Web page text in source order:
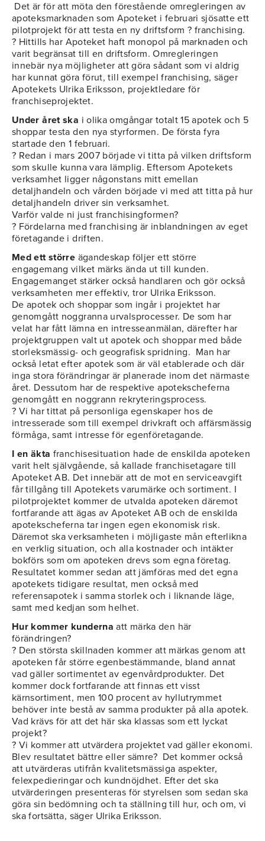
Det är för att möta den förestående omregleringen av
apoteksmarknaden som Apoteket i februari sjösatte ett
pilotprojekt för att testa en ny driftsform ? franchising.
? Hittills har Apoteket haft monopol på marknaden och
varit begränsat till en driftsform. Omregleringen
innebär nya möjligheter att göra sådant som vi aldrig
har kunnat göra förut, till exempel franchising, säger
Apotekets Ulrika Eriksson, projektledare för
franchiseprojektet.
Under året ska i olika omgångar totalt 15 apotek och 5
shoppar testa den nya styrformen. De första fyra
startade den 1 februari.
? Redan i mars 2007 började vi titta på vilken driftsform
som skulle kunna vara lämplig. Eftersom Apotekets
verksamhet ligger någonstans mitt emellan
detaljhandeln och vården började vi med att titta på hur
detaljhandeln driver sin verksamhet.
Varför valde ni just franchisingformen?
? Fördelarna med franchising är inblandningen av eget
företagande i driften.
Med ett större ägandeskap följer ett större
engagemang vilket märks ända ut till kunden.
Engagemanget stärker också handlaren och gör också
verksamheten mer effektiv, tror Ulrika Eriksson.
De apotek och shoppar som ingår i projektet har
genomgått noggranna urvalsprocesser. De som har
velat har fått lämna en intresseanmälan, därefter har
projektgruppen valt ut apotek och shoppar med både
storleksmässig- och geografisk spridning. Man har
också letat efter apotek som är väl etablerade och där
inga stora förändringar är planerade inom det närmaste
året. Dessutom har de respektive apotekscheferna
genomgått en noggrann rekryteringsprocess.
? Vi har tittat på personliga egenskaper hos de
intresserade som till exempel drivkraft och affärsmässig
förmåga, samt intresse för egenföretagande.
I en äkta franchisesituation hade de enskilda apoteken
varit helt självgående, så kallade franchisetagare till
Apoteket AB. Det innebär att de mot en serviceavgift
får tillgång till Apotekets varumärke och sortiment. I
pilotprojektet kommer de utvalda apoteken däremot
fortfarande att ägas av Apoteket AB och de enskilda
apotekscheferna tar ingen egen ekonomisk risk.
Däremot ska verksamheten i möjligaste mån efterlikna
en verklig situation, och alla kostnader och intäkter
bokförs som om apoteken drevs som egna företag.
Resultatet kommer sedan att jämföras med det egna
apotekets tidigare resultat, men också med
referensapotek i samma storlek och i liknande läge,
samt med kedjan som helhet.
Hur kommer kunderna att märka den här
förändringen?
? Den största skillnaden kommer att märkas genom att
apoteken får större egenbestämmande, bland annat
vad gäller sortimentet av egenvårdprodukter. Det
kommer dock fortfarande att finnas ett visst
kärnsortiment, men 100 procent av hyllutrymmet
behöver inte bestå av samma produkter på alla apotek.
Vad krävs för att det här ska klassas som ett lyckat
projekt?
? Vi kommer att utvärdera projektet vad gäller ekonomi.
Blev resultatet bättre eller sämre? Det kommer också
att utvärderas utifrån kvalitetsmässiga aspekter,
felexpedieringar och kundnöjdhet. Efter det ska
utvärderingen presenteras för styrelsen som sedan ska
göra sin bedömning och ta ställning till hur, och om, vi
ska fortsätta, säger Ulrika Eriksson.